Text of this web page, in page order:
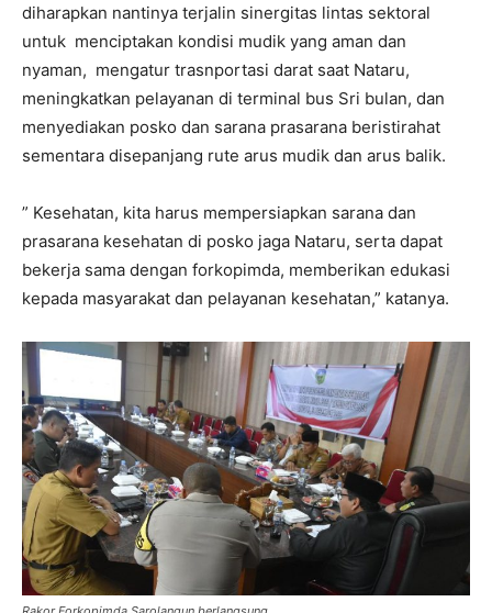
diharapkan nantinya terjalin sinergitas lintas sektoral
untuk menciptakan kondisi mudik yang aman dan
nyaman, mengatur trasnportasi darat saat Nataru,
meningkatkan pelayanan di terminal bus Sri bulan, dan
menyediakan posko dan sarana prasarana beristirahat
sementara disepanjang rute arus mudik dan arus balik.
” Kesehatan, kita harus mempersiapkan sarana dan
prasarana kesehatan di posko jaga Nataru, serta dapat
bekerja sama dengan forkopimda, memberikan edukasi
kepada masyarakat dan pelayanan kesehatan,” katanya.